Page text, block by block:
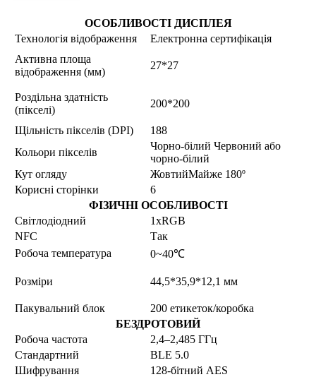
ОСОБЛИВОСТІ ДИСПЛЕЯ
Технологія відображення
Електронна сертифікація
Активна площа
відображення (мм)
27*27
Роздільна здатність
(пікселі)
200*200
Щільність пікселів (DPI)
188
Кольори пікселів
Чорно-білий Червоний або
чорно-білий
Кут огляду
ЖовтийМайже 180º
Корисні сторінки
6
ФІЗИЧНІ ОСОБЛИВОСТІ
Світлодіодний
1xRGB
NFC
Так
Робоча температура
0~40℃
Розміри 44,5*35,9*12,1 мм
Пакувальний блок
200 етикеток/коробка
БЕЗДРОТОВИЙ
Робоча частота
2,4–2,485 ГГц
Стандартний
BLE 5.0
Шифрування
128-бітний AES